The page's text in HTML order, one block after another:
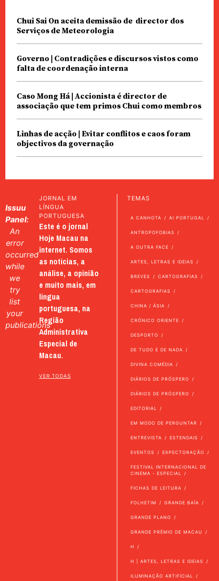
Chui Sai On aceita demissão de director dos
Serviços de Meteorologia
Governo | Contradições e discursos vistos como
falta de coordenação interna
Caso Mong Há | Accionista é director de
associação que tem primos Chui como membros
Linhas de acção | Evitar conflitos e caos foram
objectivos da governação
Issuu
Panel:
An
error
occurred
while
we
try
list
your
publications
JORNAL EM
LÍNGUA
PORTUGUESA
Este é o jornal
Hoje Macau na
internet. Somos
as notícias, a
análise, a opinião
e muito mais, em
língua
portuguesa, na
Região
Administrativa
Especial de
Macau.
VER TODAS
TEMAS
A CANHOTA AI PORTUGAL
ANTROPOFOBIAS
A OUTRA FACE
ARTES, LETRAS E IDEIAS
BREVES CARTOGRAFIAS
CARTOGRAFIAS
CHINA / ÁSIA
CRÓNICO ORIENTE
DESPORTO
DE TUDO E DE NADA
DIVINA COMÉDIA
DIÁRIOS DE PRÓSPERO
DIÁRIOS DE PRÓSPERO
EDITORIAL
EM MODO DE PERGUNTAR
ENTREVISTA ESTENDAIS
EVENTOS EXPECTORAÇÃO
FESTIVAL INTERNACIONAL DE
CINEMA - ESPECIAL
FICHAS DE LEITURA
FOLHETIM GRANDE BAÍA
GRANDE PLANO
GRANDE PRÉMIO DE MACAU
H
H | ARTES, LETRAS E IDEIAS
ILUMINAÇÃO ARTIFICIAL